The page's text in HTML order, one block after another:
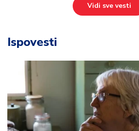
Vidi sve vesti
Ispovesti